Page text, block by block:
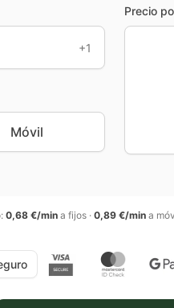
+1
Móvil
Precio
: 0,68 €/min a fijos · 0,89 €/min a